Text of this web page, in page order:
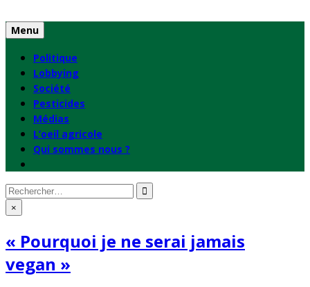
to
content
Menu
Politique
Lobbying
Société
Pesticides
Médias
L’oeil agricole
Qui sommes nous ?
Rechercher
: ×
« Pourquoi je ne serai jamais
vegan »